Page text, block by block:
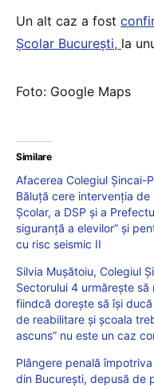
Un alt caz a fost
Școlar București, la
Foto: Google Maps
Similare
Afacerea Colegiul Șincai-
Băluță cere intervenția
Școlar, a DSP și a
siguranță a elevilor” și
cu risc seismic II
Silvia Mușătoiu, Colegiul
Sectorului 4 urmărește
fiindcă dorește să își
de reabilitare și școala
ascuns” nu este un caz
Plângere penală
din București, depusă de